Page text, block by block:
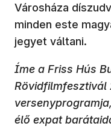
Városháza
minden este
jegyet váltani.
Íme a Friss Hús
élő expat